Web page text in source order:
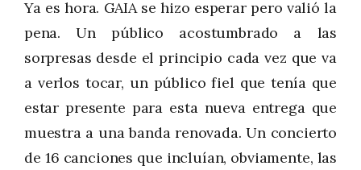
Ya es hora. GAIA se hizo esperar pero valió la
pena. Un público acostumbrado a las
sorpresas desde el principio cada vez que va
a verlos tocar, un público fiel que tenía que
estar presente para esta nueva entrega que
muestra a una banda renovada. Un concierto
de 16 canciones que incluían, obviamente, las